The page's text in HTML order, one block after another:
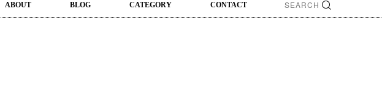
ABOUT BLOG CATEGORY CONTACT